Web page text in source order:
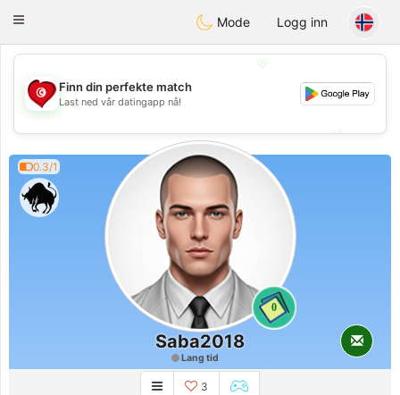
Tunisia Dating
Toggle
Mode Logg inn
💖
💕
💕
Finn din perfekte match
Last ned vår datingapp nå!
0.3/1
0
Saba2018
Lang tid
3